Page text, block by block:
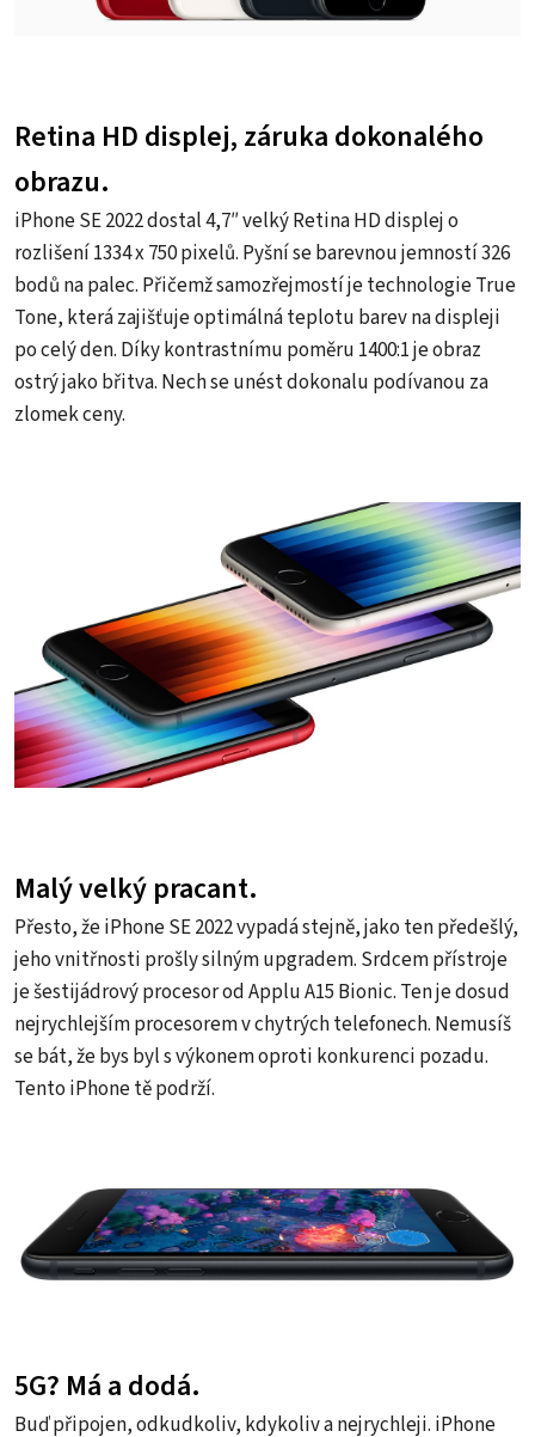
Retina HD displej, záruka dokonalého
obrazu.
iPhone SE 2022 dostal 4,7″ velký Retina HD displej o
rozlišení 1334 x 750 pixelů. Pyšní se barevnou jemností 326
bodů na palec. Přičemž samozřejmostí je technologie True
Tone, která zajišťuje optimálná teplotu barev na displeji
po celý den. Díky kontrastnímu poměru 1400:1 je obraz
ostrý jako břitva. Nech se unést dokonalu podívanou za
zlomek ceny.
Malý velký pracant.
Přesto, že iPhone SE 2022 vypadá stejně, jako ten předešlý,
jeho vnitřnosti prošly silným upgradem. Srdcem přístroje
je šestijádrový procesor od Applu A15 Bionic. Ten je dosud
nejrychlejším procesorem v chytrých telefonech. Nemusíš
se bát, že bys byl s výkonem oproti konkurenci pozadu.
Tento iPhone tě podrží.
5G? Má a dodá.
Buď připojen, odkudkoliv, kdykoliv a nejrychleji. iPhone